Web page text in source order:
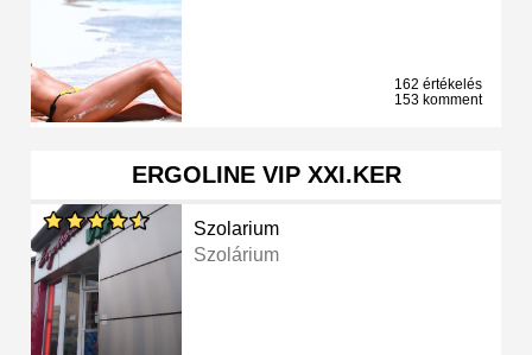
162 értékelés
153 komment
ERGOLINE VIP XXI.KER
Szolarium
Szolárium